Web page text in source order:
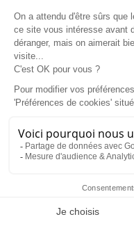
Suisse"
Pas de blog ni de
Invisible dans les
Après stratégie GEO
20 articles
Guides pratiques